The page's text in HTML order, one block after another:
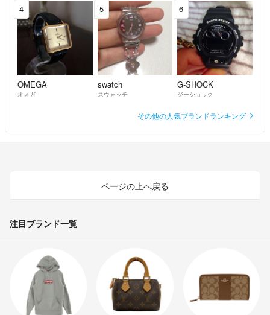
4
OMEGA
オメガ
5
swatch
スウォッチ
6
G-SHOCK
ジーショック
その他の人気ブランドランキング
ページの上へ戻る
注目ブランド一覧